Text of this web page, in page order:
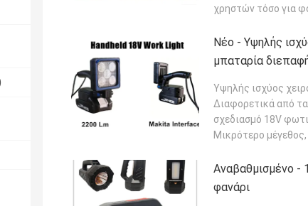
χρηστών τόσο για
Νέο - Υψηλής
μπαταρία
Υψηλής ισχύος
Διαφορετικά από
σχεδιασμό 18V
Μικρότερο
Αναβαθμισμένο -
φανάρι